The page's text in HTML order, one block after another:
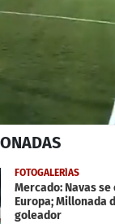
FOTOGALERÍAS
Mercado: Navas
Europa; Millonada
goleador